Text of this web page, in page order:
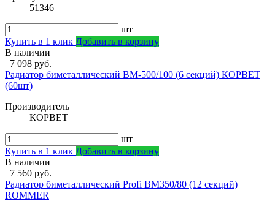
51346
шт
Купить в 1 клик Добавить в корзину
В наличии
7 098 руб.
Радиатор биметаллический ВМ-500/100 (6 секций) КОРВЕТ
(60шт)
Производитель
КОРВЕТ
шт
Купить в 1 клик Добавить в корзину
В наличии
7 560 руб.
Радиатор биметаллический Profi BM350/80 (12 секций)
ROMMER